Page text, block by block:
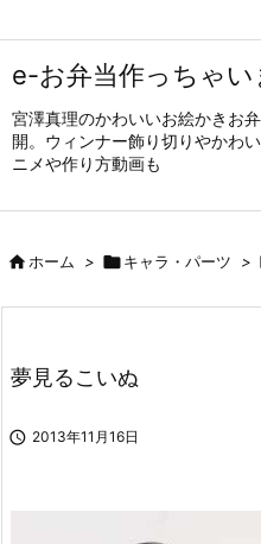
e-お弁当作っちゃい
宮澤真理のかわいいお絵かきお
開。ウィンナー飾り切りやかわ
ニメや作り方動画も
ホーム > キャラ・パーツ >
夢見るこいぬ
 2013年11月16日